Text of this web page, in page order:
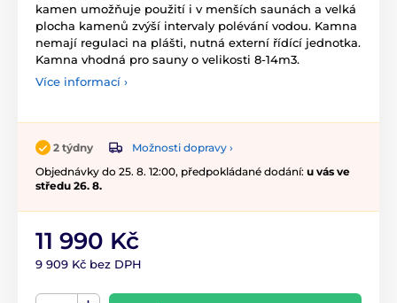
kamen umožňuje použití i v menších saunách a velká
plocha kamenů zvýší intervaly polévání vodou. Kamna
nemají regulaci na plášti, nutná externí řídící jednotka.
Kamna vhodná pro sauny o velikosti 8-14m3.
Více informací ›
2 týdny
Možnosti dopravy ›
Objednávky do 25. 8. 12:00, předpokládané dodání: u vás ve
středu 26. 8.
11 990 Kč
9 909 Kč bez DPH